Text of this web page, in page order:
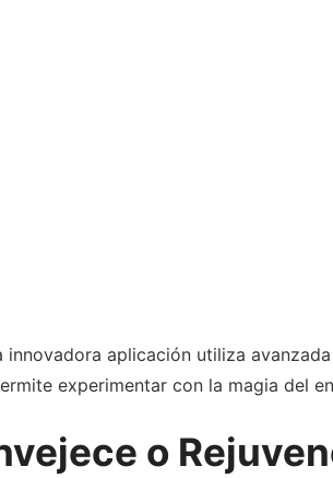
innovadora aplicación utiliza
experimentar con la magia del
o